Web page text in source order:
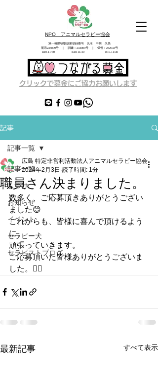
NPO アニマルセラピー協会
第一種動物取扱業登録番号 氏名 中川 久美
展示235009号 ｜ 訓練：234004号 ｜ 保管：232033号
​ R10.11/30 R10.11/30 R10.11/30
クリックで募金にご協力お願いします
記事
記事一覧
しつけ
お知らせ
イベント
セラピー犬
セラピストブログ
記事一覧
職員さん決まりました。
広島 特定非営利活動法人アニマルセラピー協会
2024年2月3日 読了時間: 1分
数多く、ご応募頂きありがとうござい
ました😊
これからも、皆様に喜んで頂けるよう
に、
頑張っていきます。
ご応募頂いた皆様ありがとうございま
した。🙇‍♀️
最新記事 すべて表示